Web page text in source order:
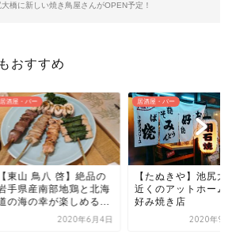
大橋に新しい焼き鳥屋さんがOPEN予定！
おすすめ
ー
八 啓】絶品の
南部地鶏と北海
幸が楽しめる...
2020年6月4日
居酒屋・バー
【たぬきや】池尻大橋駅
近くのアットホームなお
好み焼き店
2020年9月27日